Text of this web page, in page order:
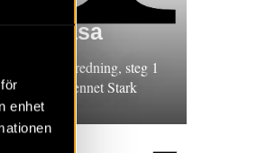
enhet
Assmåsa
utredning, steg 1
och Kennet Stark